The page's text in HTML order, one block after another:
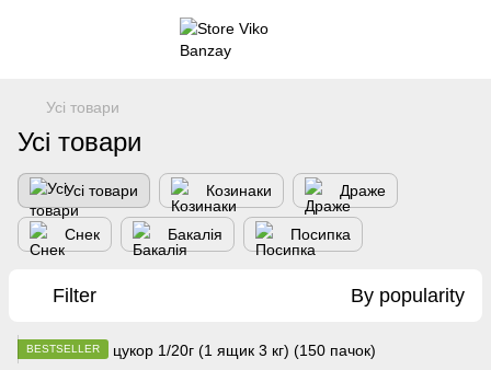
Усі товари
Усі товари
Усі товари Козинаки Драже
Снек Бакалія Посипка
Filter By popularity
BESTSELLER